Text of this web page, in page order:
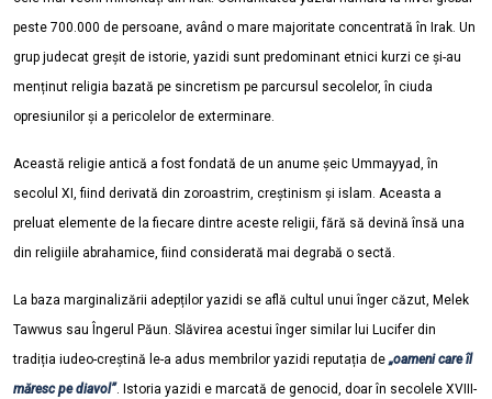
peste 700.000 de persoane, având o mare majoritate concentrată în Irak. Un
grup judecat greșit de istorie, yazidi sunt predominant etnici kurzi ce și-au
menținut religia bazată pe sincretism pe parcursul secolelor, în ciuda
opresiunilor și a pericolelor de exterminare.
Această religie antică a fost fondată de un anume șeic Ummayyad, în
secolul XI, fiind derivată din zoroastrim, creștinism și islam. Aceasta a
preluat elemente de la fiecare dintre aceste religii, fără să devină însă una
din religiile abrahamice, fiind considerată mai degrabă o sectă.
La baza marginalizării adepților yazidi se află cultul unui înger căzut, Melek
Tawwus sau Îngerul Păun. Slăvirea acestui înger similar lui Lucifer din
tradiția iudeo-creștină le-a adus membrilor yazidi reputația de „oameni care îl
măresc pe diavol”. Istoria yazidi e marcată de genocid, doar în secolele XVIII-